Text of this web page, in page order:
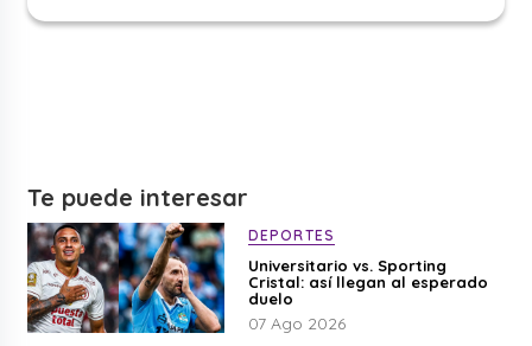
Te puede interesar
DEPORTES
Universitario vs. Sporting
Cristal: así llegan al esperado
duelo
07 Ago 2026